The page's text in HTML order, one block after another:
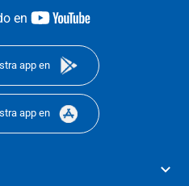
en
youtube-
app en
app en